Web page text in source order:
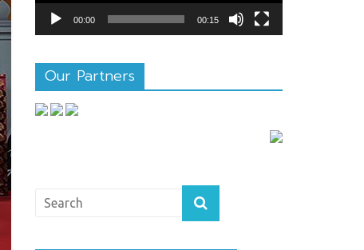
00:00 00:15
Our Partners